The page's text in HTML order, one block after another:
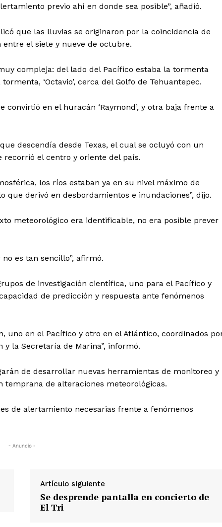
previo ahí en donde sea posible”, añadió.
que las lluvias se originaron por la coincidencia de
el siete y nueve de octubre.
compleja: del lado del Pacífico estaba la tormenta
‘Octavio’, cerca del Golfo de Tehuantepec.
en el huracán ‘Raymond’, y otra baja frente a
descendía desde Texas, el cual se ocluyó con un
el centro y oriente del país.
los ríos estaban ya en su nivel máximo de
derivó en desbordamientos e inundaciones”, dijo.
meteorológico era identificable, no era posible prever
es tan sencillo”, afirmó.
de investigación científica, uno para el Pacífico y
de predicción y respuesta ante fenómenos
uno en el Pacífico y otro en el Atlántico, coordinados
y la Secretaría de Marina”, informó.
de desarrollar nuevas herramientas de monitoreo y
temprana de alteraciones meteorológicas.
de alertamiento necesarias frente a fenómenos
- Anuncio -
Artículo siguiente
Se desprende pantalla en concierto de
El Tri